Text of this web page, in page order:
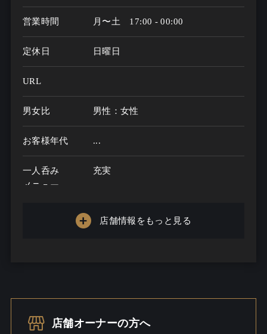
営業時間 月〜土　17:00 - 00:00
定休日 日曜日
URL
男女比 男性：女性
お客様年代 ...
一人呑み
メニュー
充実
シーン
店舗情報をもっと見る
店舗オーナーの方へ